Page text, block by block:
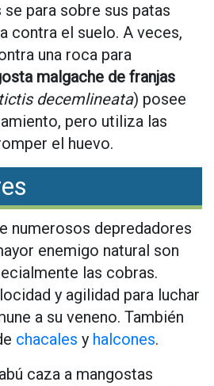
para sobre sus patas
contra el suelo. A veces,
una roca para
malgache de franjas
decemlineata) posee
pero utiliza las
el huevo.
numerosos depredadores
enemigo natural son
las cobras.
y agilidad para luchar
a su veneno. También
chacales y halcones.
caza a mangostas